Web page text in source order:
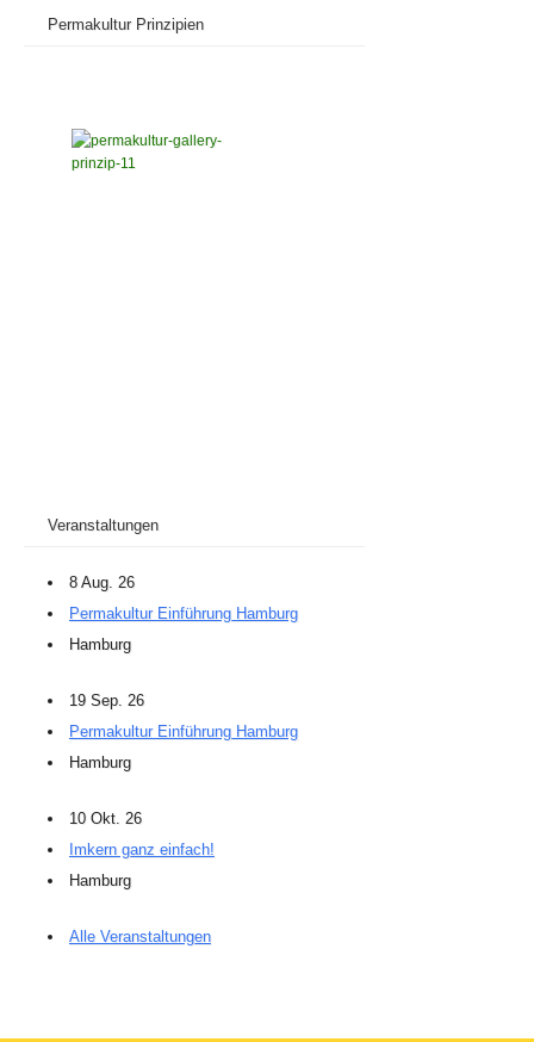
Permakultur Prinzipien
Veranstaltungen
8 Aug. 26
Permakultur Einführung Hamburg
Hamburg
19 Sep. 26
Permakultur Einführung Hamburg
Hamburg
10 Okt. 26
Imkern ganz einfach!
Hamburg
Alle Veranstaltungen